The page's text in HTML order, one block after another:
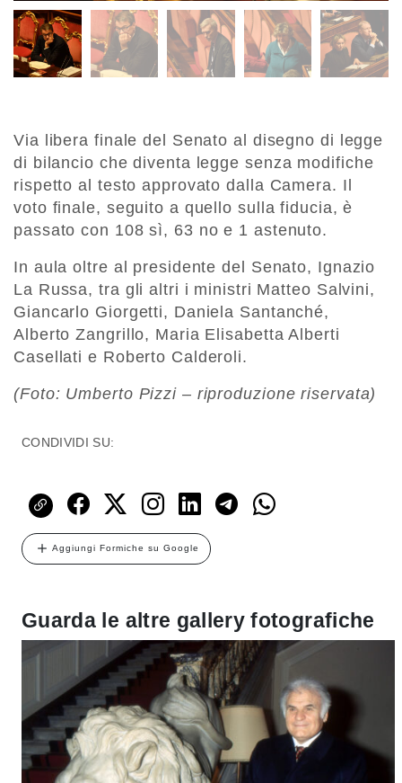
Via libera finale del Senato al disegno di legge
di bilancio che diventa legge senza modifiche
rispetto al testo approvato dalla Camera. Il
voto finale, seguito a quello sulla fiducia, è
passato con 108 sì, 63 no e 1 astenuto.
In aula oltre al presidente del Senato, Ignazio
La Russa, tra gli altri i ministri Matteo Salvini,
Giancarlo Giorgetti, Daniela Santanché,
Alberto Zangrillo, Maria Elisabetta Alberti
Casellati e Roberto Calderoli.
(Foto: Umberto Pizzi – riproduzione riservata)
CONDIVIDI SU:
Aggiungi Formiche su Google
Guarda le altre gallery fotografiche